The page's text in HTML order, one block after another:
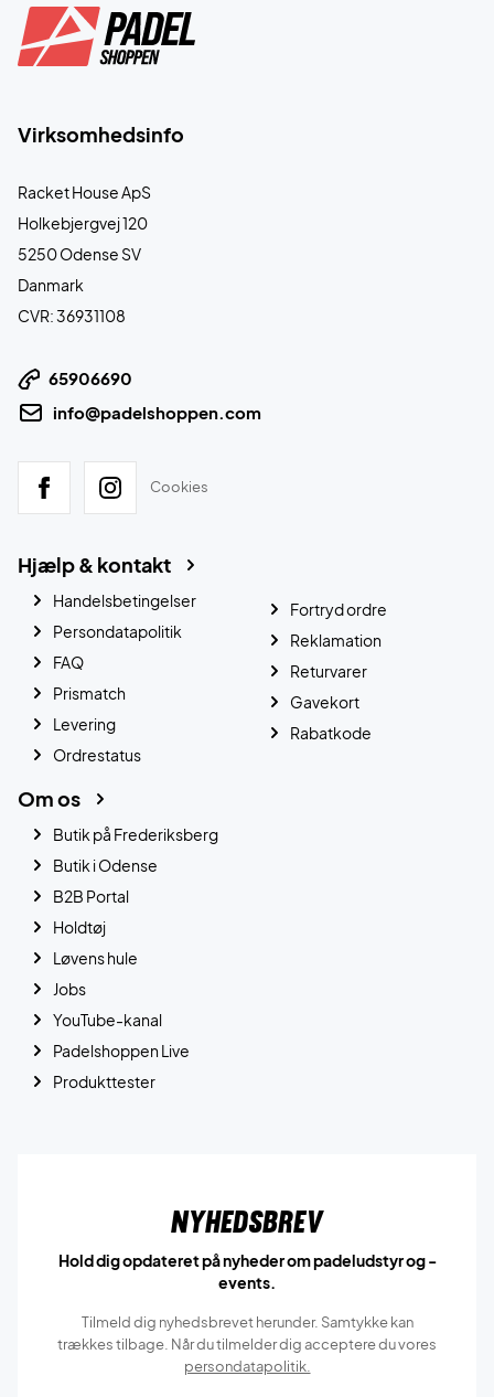
Virksomhedsinfo
Racket House ApS
Holkebjergvej 120
5250 Odense SV
Danmark
CVR: 36931108
65906690
info@padelshoppen.com
Cookies
Hjælp & kontakt
Handelsbetingelser
Persondatapolitik
FAQ
Prismatch
Levering
Ordrestatus
Fortryd ordre
Reklamation
Returvarer
Gavekort
Rabatkode
Om os
Butik på Frederiksberg
Butik i Odense
B2B Portal
Holdtøj
Løvens hule
Jobs
YouTube-kanal
Padelshoppen Live
Produkttester
Nyhedsbrev
Hold dig opdateret på nyheder om padeludstyr og -
events.
Tilmeld dig nyhedsbrevet herunder. Samtykke kan
trækkes tilbage. Når du tilmelder dig acceptere du vores
persondatapolitik.